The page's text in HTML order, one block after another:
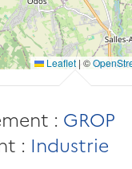
Leaflet | ©
: GROP
: Industrie